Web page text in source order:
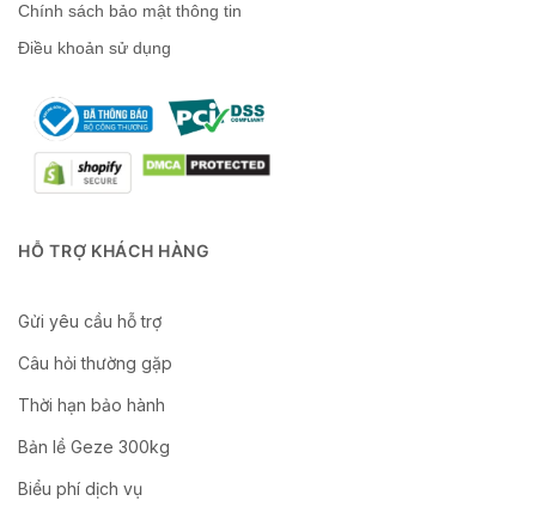
Chính sách bảo mật thông tin
Điều khoản sử dụng
HỖ TRỢ KHÁCH HÀNG
Gửi yêu cầu hỗ trợ
Câu hỏi thường gặp
Thời hạn bảo hành
Bản lề Geze 300kg
Biểu phí dịch vụ